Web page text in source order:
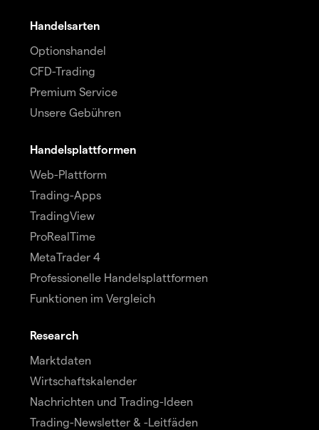
Handelsarten
Optionshandel
CFD-Trading
Premium Service
Unsere Gebühren
Handelsplattformen
Web-Plattform
Trading-Apps
TradingView
ProRealTime
MetaTrader 4
Professionelle Handelsplattformen
Funktionen im Vergleich
Research
Marktdaten
Wirtschaftskalender
Nachrichten und Trading-Ideen
Trading-Newsletter & -Leitfäden